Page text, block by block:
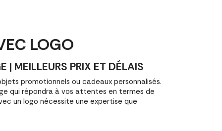
LOGO
MEILLEURS PRIX ET DÉLAIS
promotionnels ou cadeaux personnalisés.
qui répondra à vos attentes en termes de
un logo nécessite une expertise que